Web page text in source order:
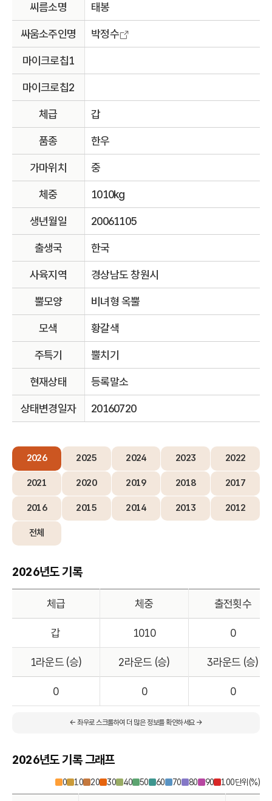
씨름소명 태봉
싸움소주인명 박정수
마이크로칩1
마이크로칩2
체급 갑
품종 한우
가마위치 중
체중 1010kg
생년월일 20061105
출생국 한국
사육지역 경상남도 창원시
뿔모양 비녀형 옥뿔
모색 황갈색
주특기 뿔치기
현재상태 등록말소
상태변경일자 20160720
2026 2025 2024 2023 2022
2021 2020 2019 2018 2017
2016 2015 2014 2013 2012
전체
2026년도 기록
체급 체중 출전횟수
갑 1010 0
1라운드 (승) 2라운드 (승) 3라운드 (승)
0 0 0
← 좌우로 스크롤하여 더 많은 정보를 확인하세요 →
2026년도 기록 그래프
0 10 20 30 40 50 60 70 80 90 100단위(%)